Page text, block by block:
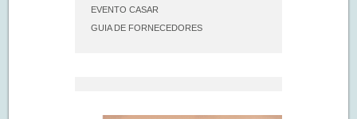
EVENTO CASAR
GUIA DE FORNECEDORES